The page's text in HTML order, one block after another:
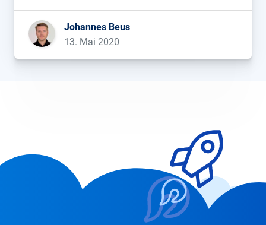
SERPs werden können....
Johannes Beus
13. Mai 2020